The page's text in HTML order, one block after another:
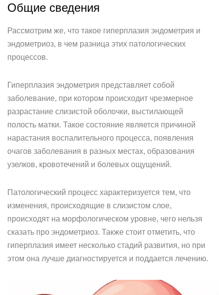
Общие сведения
Рассмотрим же, что такое гиперплазия эндометрия и
эндометриоз, в чем разница этих патологических
процессов.
Гиперплазия эндометрия представляет собой
заболевание, при котором происходит чрезмерное
разрастание слизистой оболочки, выстилающей
полость матки. Такое состояние является причиной
нарастания воспалительного процесса, появления
очагов заболевания в разных местах, образования
узелков, кровотечений и болевых ощущений.
Патологический процесс характеризуется тем, что
изменения, происходящие в слизистом слое,
происходят на морфологическом уровне, чего нельзя
сказать про эндометриоз. Также стоит отметить, что
гиперплазия имеет несколько стадий развития, но при
этом она лучше диагностируется и поддается лечению.